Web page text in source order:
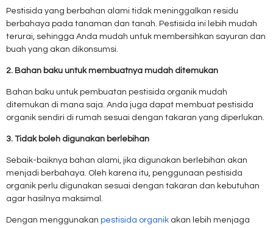
Pestisida yang berbahan alami tidak meninggalkan residu
berbahaya pada tanaman dan tanah. Pestisida ini lebih mudah
terurai, sehingga Anda mudah untuk membersihkan sayuran dan
buah yang akan dikonsumsi.
2. Bahan baku untuk membuatnya mudah ditemukan
Bahan baku untuk pembuatan pestisida organik mudah
ditemukan di mana saja. Anda juga dapat membuat pestisida
organik sendiri di rumah sesuai dengan takaran yang diperlukan.
3. Tidak boleh digunakan berlebihan
Sebaik-baiknya bahan alami, jika digunakan berlebihan akan
menjadi berbahaya. Oleh karena itu, penggunaan pestisida
organik perlu digunakan sesuai dengan takaran dan kebutuhan
agar hasilnya maksimal.
Dengan menggunakan pestisida organik akan lebih menjaga